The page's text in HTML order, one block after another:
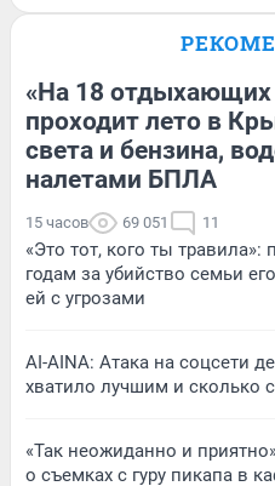
«На 18 отдыхающих
проходит лето в
света и бензина,
налетами БПЛА
15 часов 69 051 11
«Это тот, кого ты
годам за убийство семьи
ей с угрозами
AI-AINA: Атака на соцсети
хватило лучшим и сколько
«Так неожиданно и
о съемках с гуру пикапа в